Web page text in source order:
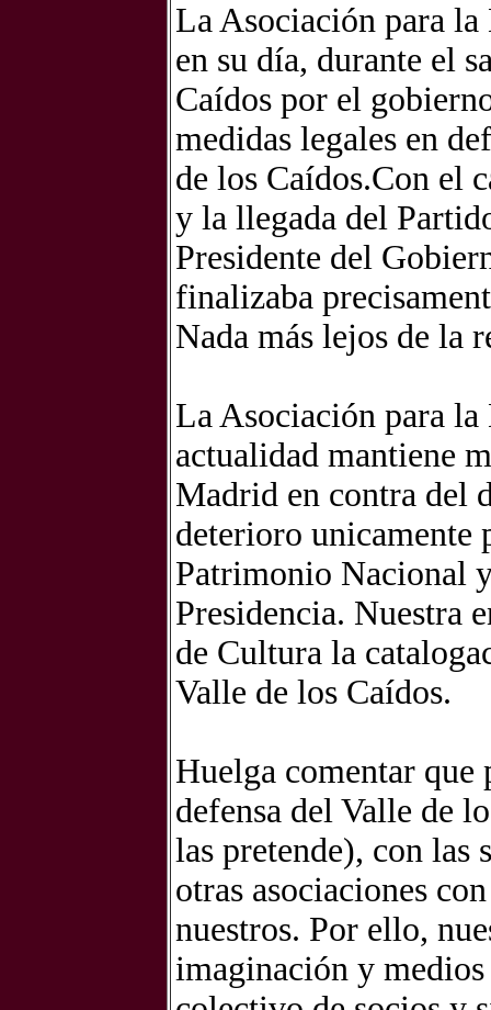
La Asociación para la
en su día, durante el
Caídos por el
medidas legales en
de los Caídos.Con el
y la llegada del
Presidente del
finalizaba
Nada más lejos de la
La Asociación para la
actualidad mantiene
Madrid en contra del
deterioro unicamente
Patrimonio Nacional
Presidencia. Nuestra
de Cultura la
Valle de los Caídos.
Huelga comentar que
defensa del Valle de
las pretende), con las
otras asociaciones
nuestros. Por ello,
imaginación y